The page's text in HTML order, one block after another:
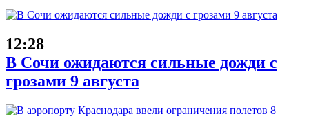
12:28
В Сочи ожидаются сильные дожди с
грозами 9 августа